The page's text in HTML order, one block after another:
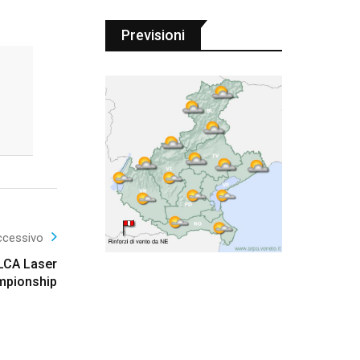
Laser
Previsioni